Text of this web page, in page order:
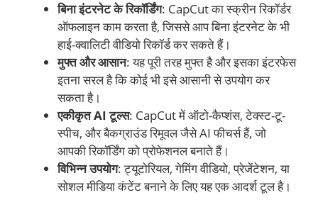
बिना इंटरनेट के रिकॉर्डिंग: CapCut का स्क्रीन रिकॉर्डर
ऑफलाइन काम करता है, जिससे आप बिना इंटरनेट के भी
हाई-क्वालिटी वीडियो रिकॉर्ड कर सकते हैं।
मुफ्त और आसान: यह पूरी तरह मुफ्त है और इसका इंटरफेस
इतना सरल है कि कोई भी इसे आसानी से उपयोग कर
सकता है।
एकीकृत AI टूल्स: CapCut में ऑटो-कैप्शंस, टेक्स्ट-टू-
स्पीच, और बैकग्राउंड रिमूवल जैसे AI फीचर्स हैं, जो
आपकी रिकॉर्डिंग को प्रोफेशनल बनाते हैं।
विभिन्न उपयोग: ट्यूटोरियल, गेमिंग वीडियो, प्रेजेंटेशन, या
सोशल मीडिया कंटेंट बनाने के लिए यह एक आदर्श टूल है।